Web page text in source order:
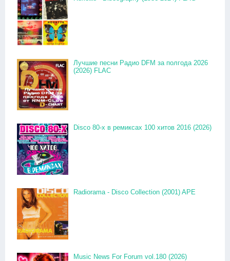
Лучшие песни Радио DFM за полгода 2026
(2026) FLAC
Disco 80-x в ремиксах 100 хитов 2016 (2026)
Radiorama - Disco Collection (2001) APE
Music News For Forum vol.180 (2026)